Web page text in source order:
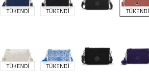
TÜKENDİ TÜKENDİ TÜKENDİ
TÜKENDİ TÜKENDİ